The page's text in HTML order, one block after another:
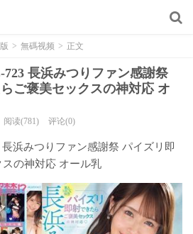
> 無碼视频 > 正文
長浜みつりファン感謝祭
ご褒美セックスの神対応 オ
阅读(781) 评论(0)
浜みつりファン感謝祭 パイズリ即
の神対応 オール乳